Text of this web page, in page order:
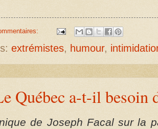
extrémistes, humour,
Québec a-t-il besoin
de Joseph Facal sur la